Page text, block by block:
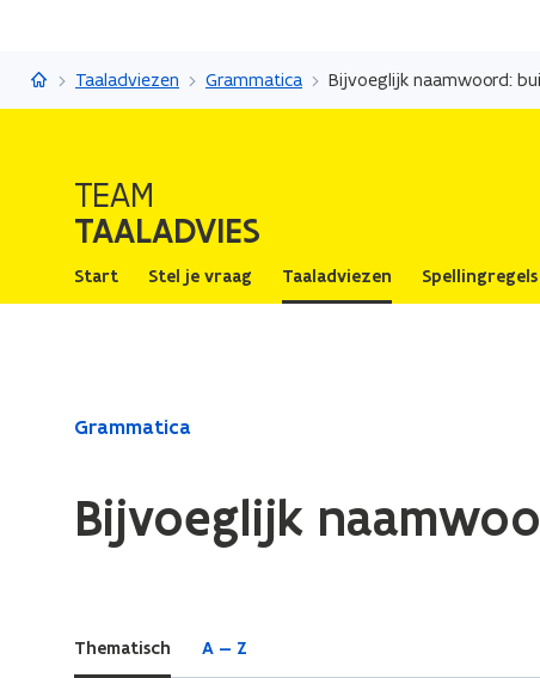
TaaladviesTaaladviezen Grammatica Bijvoeglijk naamwoord:
TEAM
TAALADVIES
Start Stel je vraag Taaladviezen Spellingregels
Gedaan
Bijvoeglijk
Grammatica
Bijvoeglijk
Thematisch A — Z